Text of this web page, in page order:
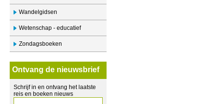
Wandelgidsen
Wetenschap - educatief
Zondagsboeken
Ontvang de nieuwsbrief
Schrijf in en ontvang het laatste
reis en boeken nieuws